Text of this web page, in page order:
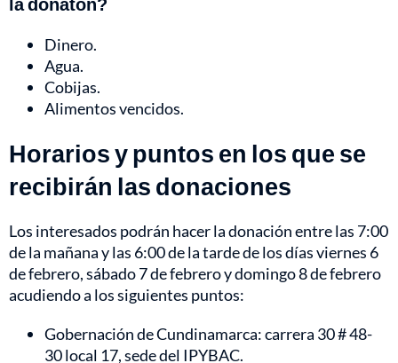
Dinero.
Agua.
Cobijas.
Alimentos vencidos.
Horarios y puntos en los que se
recibirán las donaciones
Los interesados podrán hacer la donación entre las 7:00
de la mañana y las 6:00 de la tarde de los días viernes 6
de febrero, sábado 7 de febrero y domingo 8 de febrero
acudiendo a los siguientes puntos:
Gobernación de Cundinamarca: carrera 30 # 48-
30 local 17, sede del IPYBAC.